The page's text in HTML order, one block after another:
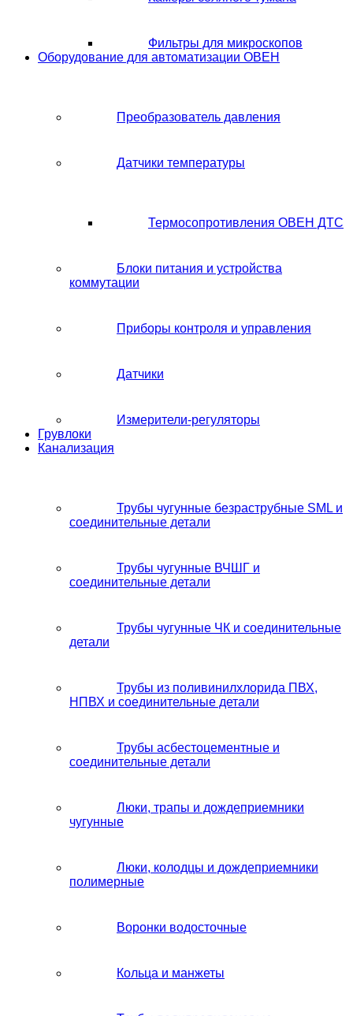
Фильтры для микроскопов
Оборудование для автоматизации ОВЕН
Преобразователь давления
Датчики температуры
Термосопротивления ОВЕН ДТС
Блоки питания и устройства
коммутации
Приборы контроля и управления
Датчики
Измерители-регуляторы
Грувлоки
Канализация
Трубы чугунные безраструбные SML и
соединительные детали
Трубы чугунные ВЧШГ и
соединительные детали
Трубы чугунные ЧК и соединительные
детали
Трубы из поливинилхлорида ПВХ,
НПВХ и соединительные детали
Трубы асбестоцементные и
соединительные детали
Люки, трапы и дождеприемники
чугунные
Люки, колодцы и дождеприемники
полимерные
Воронки водосточные
Кольца и манжеты